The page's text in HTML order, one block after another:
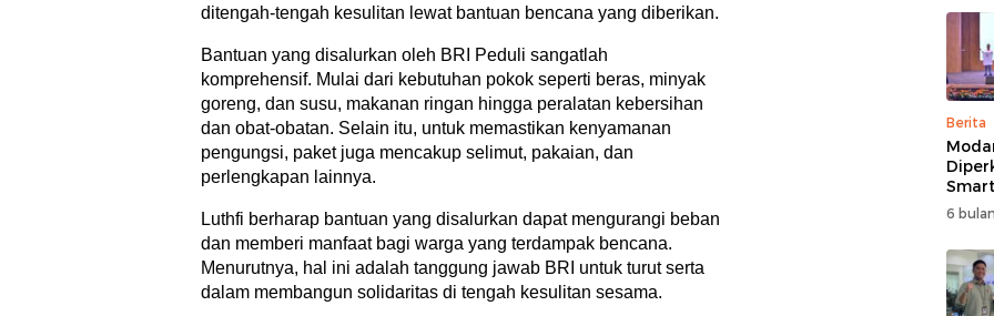
ditengah-tengah kesulitan lewat bantuan bencana yang diberikan.
Bantuan yang disalurkan oleh BRI Peduli sangatlah
komprehensif. Mulai dari kebutuhan pokok seperti beras, minyak
goreng, dan susu, makanan ringan hingga peralatan kebersihan
dan obat-obatan. Selain itu, untuk memastikan kenyamanan
pengungsi, paket juga mencakup selimut, pakaian, dan
perlengkapan lainnya.
Luthfi berharap bantuan yang disalurkan dapat mengurangi beban
dan memberi manfaat bagi warga yang terdampak bencana.
Menurutnya, hal ini adalah tanggung jawab BRI untuk turut serta
dalam membangun solidaritas di tengah kesulitan sesama.
Berita
6